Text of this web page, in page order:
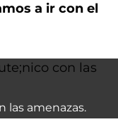
a ir con el
las amenazas.